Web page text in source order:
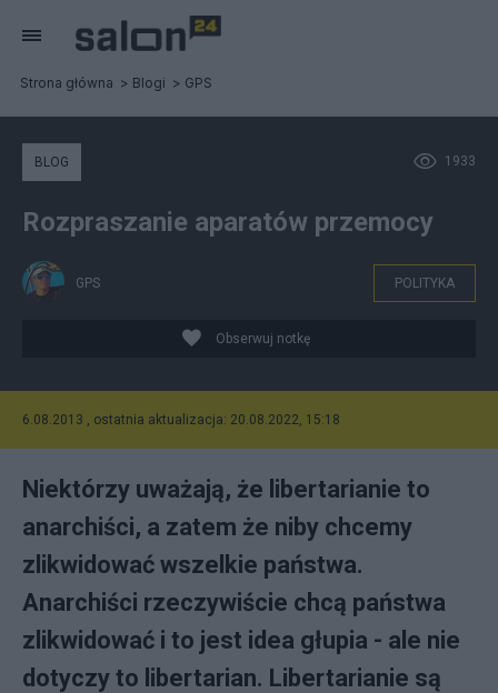
Strona główna Blogi GPS
1933
BLOG
Rozpraszanie aparatów przemocy
GPS POLITYKA
Obserwuj notkę
6.08.2013 , ostatnia aktualizacja: 20.08.2022, 15:18
Niektórzy uważają, że libertarianie to
anarchiści, a zatem że niby chcemy
zlikwidować wszelkie państwa.
Anarchiści rzeczywiście chcą państwa
zlikwidować i to jest idea głupia - ale nie
dotyczy to libertarian. Libertarianie są